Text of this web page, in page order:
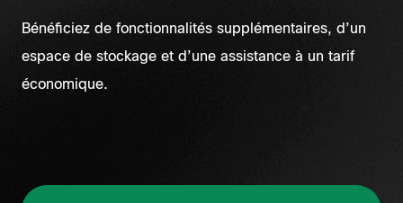
Bénéficiez de fonctionnalités supplémentaires, d’un
espace de stockage et d’une assistance à un tarif
économique.